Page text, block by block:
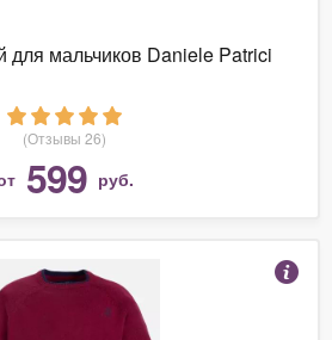
для мальчиков Daniele Patrici
(Отзывы 26)
599 руб.